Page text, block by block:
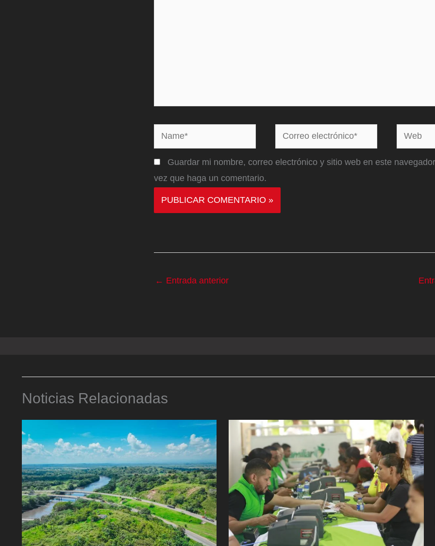
Name*
Correo
electrónico*
Web
Guardar mi nombre, correo electrónico y sitio web en este
vez que haga un comentario.
← Entrada anterior
Noticias Relacionadas